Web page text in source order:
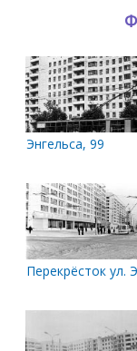
Энгельса, 99
Перекрёсток ул.